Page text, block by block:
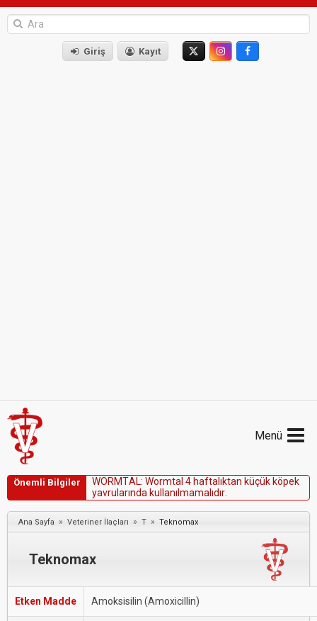
Giriş Kayıt
Menü
Önemli Bilgiler WORMTAL: Wormta 4 hafta ıktan küçük köpek
yavru arında ku anı mama ıdır
Ana Sayfa » Veteriner İlaçları » T » Teknomax
Teknomax
Etken Madde Amoksisilin (Amoxicillin)